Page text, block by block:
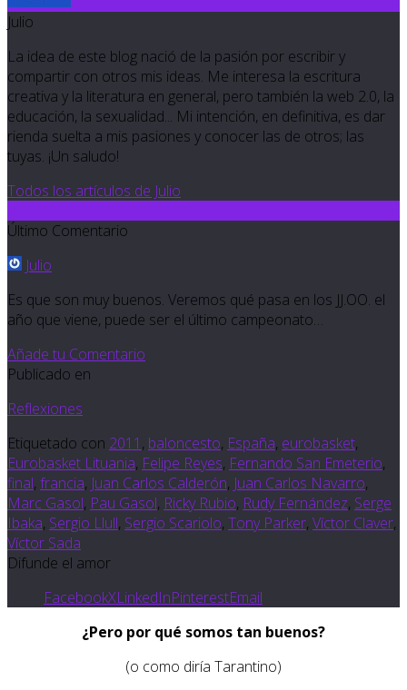
Julio
La idea de este blog nació de la pasión por escribir y
compartir con otros mis ideas. Me interesa la escritura
creativa y la literatura en general, pero también la web 2.0, la
educación, la sexualidad... Mi intención, en definitiva, es dar
rienda suelta a mis pasiones y conocer las de otros; las
tuyas. ¡Un saludo!
Todos los artículos de Julio
Último Comentario
Julio
Es que son muy buenos. Veremos qué pasa en los JJ.OO. el
año que viene, puede ser el último campeonato…
Añade tu Comentario
Publicado en
Reflexiones
Etiquetado con 2011 , baloncesto, España, eurobasket,
Eurobasket Lituania, Felipe Reyes, Fernando San Emeterio,
final, francia, Juan Carlos Calderón, Juan Carlos Navarro,
Marc Gasol, Pau Gasol, Ricky Rubio, Rudy Fernández, Serge
Ibaka, Sergio Llull, Sergio Scariolo, Tony Parker, Víctor Claver,
Víctor Sada
Difunde el amor
FacebookXLinkedInPinterestEmail
¿Pero por qué somos tan buenos?
(o como diría Tarantino)